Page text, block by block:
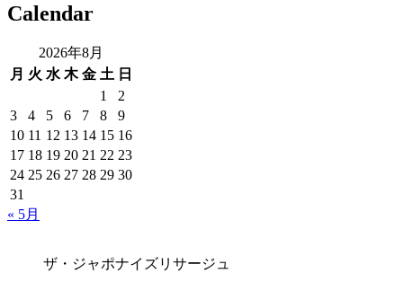
Calendar
2026年8月
月 火 水 木 金 土 日
1
2
3
4 5 6 7 8
9
10 11 12 13 14 15 16
17 18 19 20 21 22 23
24 25 26 27 28 29 30
31
« 5月
ザ・ジャポナイズリサージュ